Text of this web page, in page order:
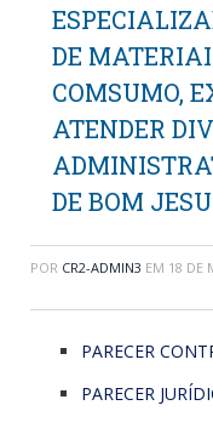
DE
COMSUMO,
ATENDER
DE BOM
POR CR2-ADMIN3 EM 18 DE
PARECER
PARECER